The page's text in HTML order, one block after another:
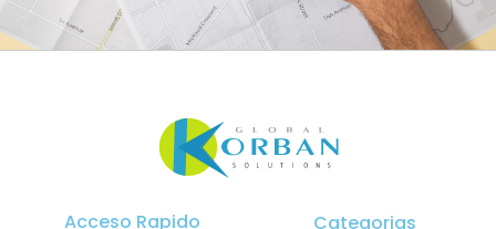
Acceso Rapido Categorias